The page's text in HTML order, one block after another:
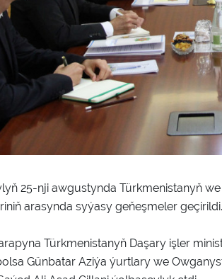
25-nji awgustynda Türkmenistanyň
arasynda syýasy geňeşmeler geçirildi.
Türkmenistanyň Daşary işler
Günbatar Aziýa ýurtlary we